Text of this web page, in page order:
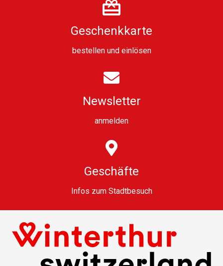
Geschenkkarte
bestellenund einlösen
Newsletter
anmelden
Geschäfte
Infos zum Stadtbesuch